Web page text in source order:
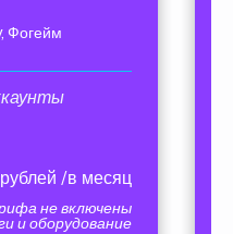
Фогейм
рублей /в месяц
не включены
и оборудование